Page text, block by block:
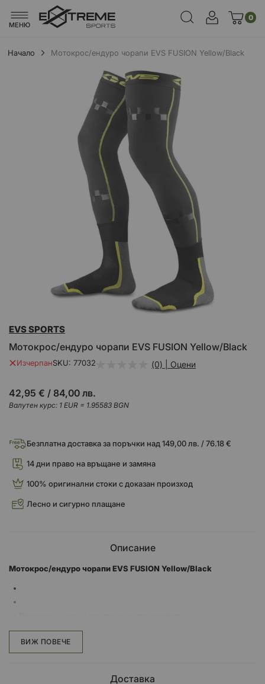
МЕНЮ
0
Начало
Mотокрос/ендуро чорапи EVS FUSION Yellow/Black
към
на
галерия
Mотокрос/ендуро чорапи EVS FUSION Yellow/Black
EVS SPORTS
ИзчерпанSKU 77032 (0) | Оцени
42,95 € / 84,00 лв.
Валутен курс: 1 EUR = 1.95583 BGN
Безплатна доставка за поръчки над 149,00 лв. / 76.18 €
14 дни право на връщане и замяна
100% оригинални стоки с доказан произход
Лесно и сигурно плащане
Описание
Mотокрос/ендуро чорапи EVS FUSION Yellow/Black
Продължава до горната част на бедрото за допълнителен
комфорт при употреба на шини и наколенки
Конструкцията от вентилирана ликра поддържа прохладата
ВИЖ ПОВЕЧЕ
Доставка